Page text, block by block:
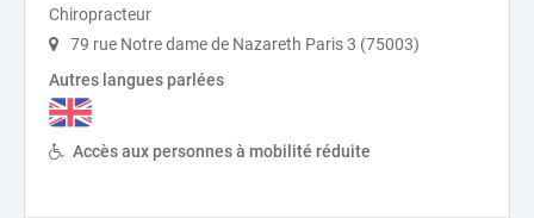
Chiropracteur
79 rue Notre dame de Nazareth Paris 3 (75003)
Autres langues parlées
Accès aux personnes à mobilité réduite